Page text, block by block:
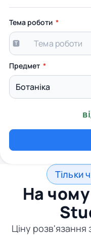
Тема роботи
Предмет
Тільки
На чому
Ціну розв'язання